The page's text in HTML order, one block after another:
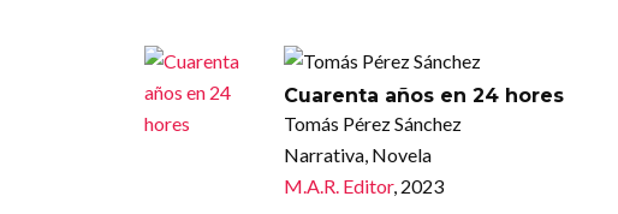
Cuarenta años en 24 hores
Tomás Pérez Sánchez
Narrativa, Novela
M.A.R. Editor, 2023